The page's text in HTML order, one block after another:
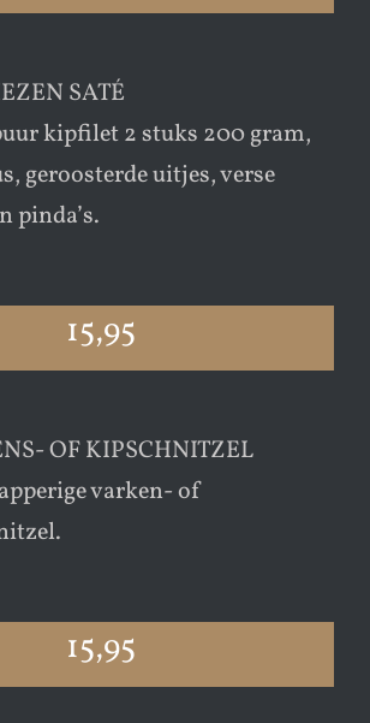
SATÉ
kipfilet 2 stuks 200 gram,
geroosterde uitjes, verse
pinda’s.
15,95
OF KIPSCHNITZEL
varken- of
15,95